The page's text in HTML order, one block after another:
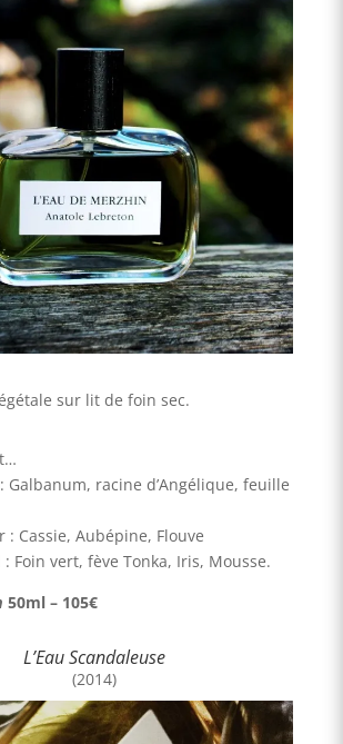
sur lit de foin sec.
Galbanum, racine d’Angélique, feuille
Cassie, Aubépine, Flouve
Foin vert, fève Tonka, Iris, Mousse.
50ml – 105€
L’Eau Scandaleuse
(2014)